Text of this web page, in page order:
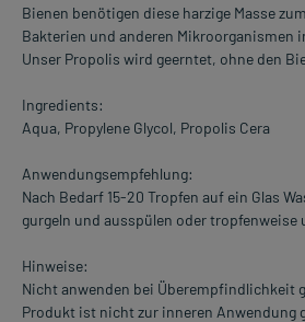
Bienen benötigen diese harzige Masse
Bakterien und anderen Mikroorganismen
Unser Propolis wird geerntet, ohne den
Ingredients:
Aqua, Propylene Glycol, Propolis Cera
Anwendungsempfehlung:
Nach Bedarf 15-20 Tropfen auf ein Glas
gurgeln und ausspülen oder
Hinweise:
Nicht anwenden bei Überempfindlichkeit
Produkt ist nicht zur inneren Anwendung